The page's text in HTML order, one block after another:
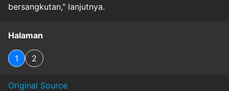
bersangkutan," lanjutnya.
Halaman
1 2
Original Source